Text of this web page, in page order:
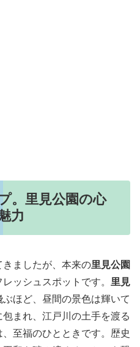
。里見公園の心
力
ましたが、本来の里見公園
ッシュスポットです。 里見
ほど、昼間の景色は輝いて
まれ、江戸川の土手を渡る
至福のひとときです。歴史